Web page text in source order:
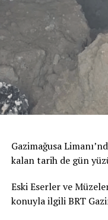
Gazimağusa
kalan tarih de gün
Eski Eserler ve
konuyla ilgili BRT